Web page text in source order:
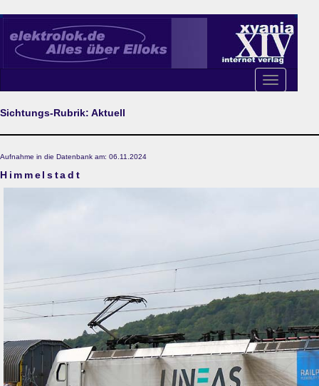
Toggle
navigation
Sichtungs-Rubrik: Aktuell
Aufnahme in die Datenbank am: 06.11.2024
Himmelstadt